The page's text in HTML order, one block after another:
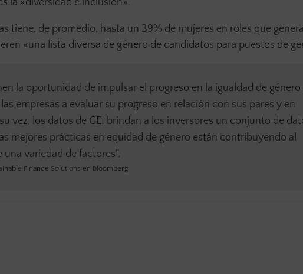
la «diversidad e inclusión».
tiene, de promedio, hasta un 39% de mujeres en roles que
«una lista diversa de género de candidatos para puestos de
la oportunidad de impulsar el progreso en la igualdad de género
empresas a evaluar su progreso en relación con sus pares y en
vez, los datos de GEI brindan a los inversores un conjunto de
mejores prácticas en equidad de género están contribuyendo al
variedad de factores”.
Finance Solutions en Bloomberg